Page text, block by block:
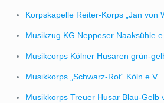
Korpskapelle Reiter-Korps „Jan von
Musikzug KG Neppeser Naaksühle
Musikcorps Kölner Husaren grün-
Musikkorps „Schwarz-Rot“ Köln e.V.
Musikkorps Treuer Husar Blau-Gelb